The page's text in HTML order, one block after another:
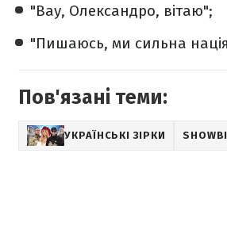
"Вау, Олександро, вітаю";
"Пишаюсь, ми сильна
Пов'язані теми:
УКРАЇНСЬКІ ЗІРКИ